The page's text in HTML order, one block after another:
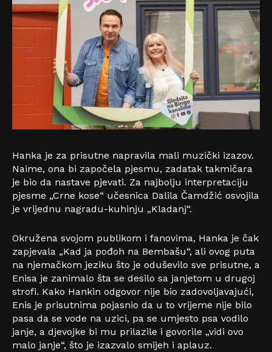
Hanka je za prisutne napravila mali muzički izazov.
Naime, ona bi započela pjesmu, zadatak takmičara
je bio da nastave pjevati. Za najbolju interpretaciju
pjesme „Crne kose“ učesnica Dalila Čamdžić osvojila
je vrijednu nagradu-kuhinju „Kladanj“.
Okružena svojom publikom i fanovima, Hanka je čak
zapjevala „Kad ja pođoh na Bembašu“, ali ovog puta
na njemačkom jeziku što je oduševilo sve prisutne, a
Enisa je zanimalo šta se desilo sa janjetom u drugoj
strofi. Kako Hankin odgovor nije bio zadovoljavajući,
Enis je prisutnima pojasnio da u to vrijeme nije bilo
pasa da se vode na uzici, pa se umjesto psa vodilo
janje, a djevojke bi mu prilazile i govorile „vidi ovo
malo janje“, što je izazvalo smijeh i aplauz.